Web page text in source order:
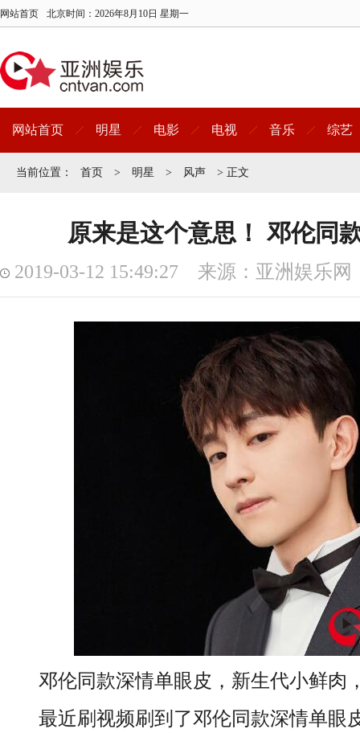
网站首页 北京时间： 2026年8月10日 星期一
网站首页 明星 电影 电视 音乐 综艺
当前位置： 首页 > 明星 > 风声 > 正文
原来是这个意思！ 邓伦同
2019-03-12 15:49:27 来源：亚洲娱乐网
邓伦同款深情单眼皮，新生代小鲜肉
最近刷视频刷到了邓伦同款深情单眼